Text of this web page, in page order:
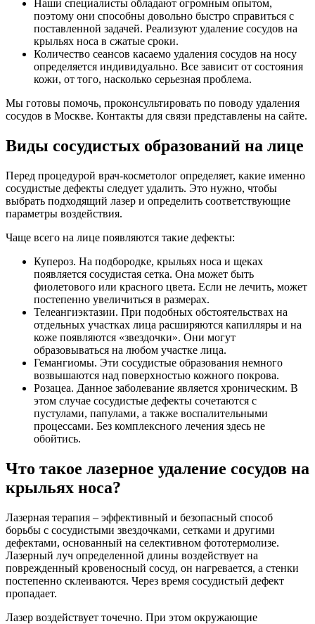
Наши специалисты обладают огромным опытом,
поэтому они способны довольно быстро справиться с
поставленной задачей. Реализуют удаление сосудов на
крыльях носа в сжатые сроки.
Количество сеансов касаемо удаления сосудов на носу
определяется индивидуально. Все зависит от состояния
кожи, от того, насколько серьезная проблема.
Мы готовы помочь, проконсультировать по поводу удаления
сосудов в Москве. Контакты для связи представлены на сайте.
Виды сосудистых образований на лице
Перед процедурой врач-косметолог определяет, какие именно
сосудистые дефекты следует удалить. Это нужно, чтобы
выбрать подходящий лазер и определить соответствующие
параметры воздействия.
Чаще всего на лице появляются такие дефекты:
Купероз. На подбородке, крыльях носа и щеках
появляется сосудистая сетка. Она может быть
фиолетового или красного цвета. Если не лечить, может
постепенно увеличиться в размерах.
Телеангиэктазии. При подобных обстоятельствах на
отдельных участках лица расширяются капилляры и на
коже появляются «звездочки». Они могут
образовываться на любом участке лица.
Гемангиомы. Эти сосудистые образования немного
возвышаются над поверхностью кожного покрова.
Розацеа. Данное заболевание является хроническим. В
этом случае сосудистые дефекты сочетаются с
пустулами, папулами, а также воспалительными
процессами. Без комплексного лечения здесь не
обойтись.
Что такое лазерное удаление сосудов на
крыльях носа?
Лазерная терапия – эффективный и безопасный способ
борьбы с сосудистыми звездочками, сетками и другими
дефектами, основанный на селективном фототермолизе.
Лазерный луч определенной длины воздействует на
поврежденный кровеносный сосуд, он нагревается, а стенки
постепенно склеиваются. Через время сосудистый дефект
пропадает.
Лазер воздействует точечно. При этом окружающие